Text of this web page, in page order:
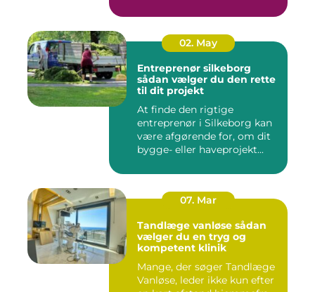
02. May
Entreprenør silkeborg
sådan vælger du den rette
til dit projekt
At finde den rigtige
entreprenør i Silkeborg kan
være afgørende for, om dit
bygge- eller haveprojekt...
07. Mar
Tandlæge vanløse sådan
vælger du en tryg og
kompetent klinik
Mange, der søger Tandlæge
Vanløse, leder ikke kun efter